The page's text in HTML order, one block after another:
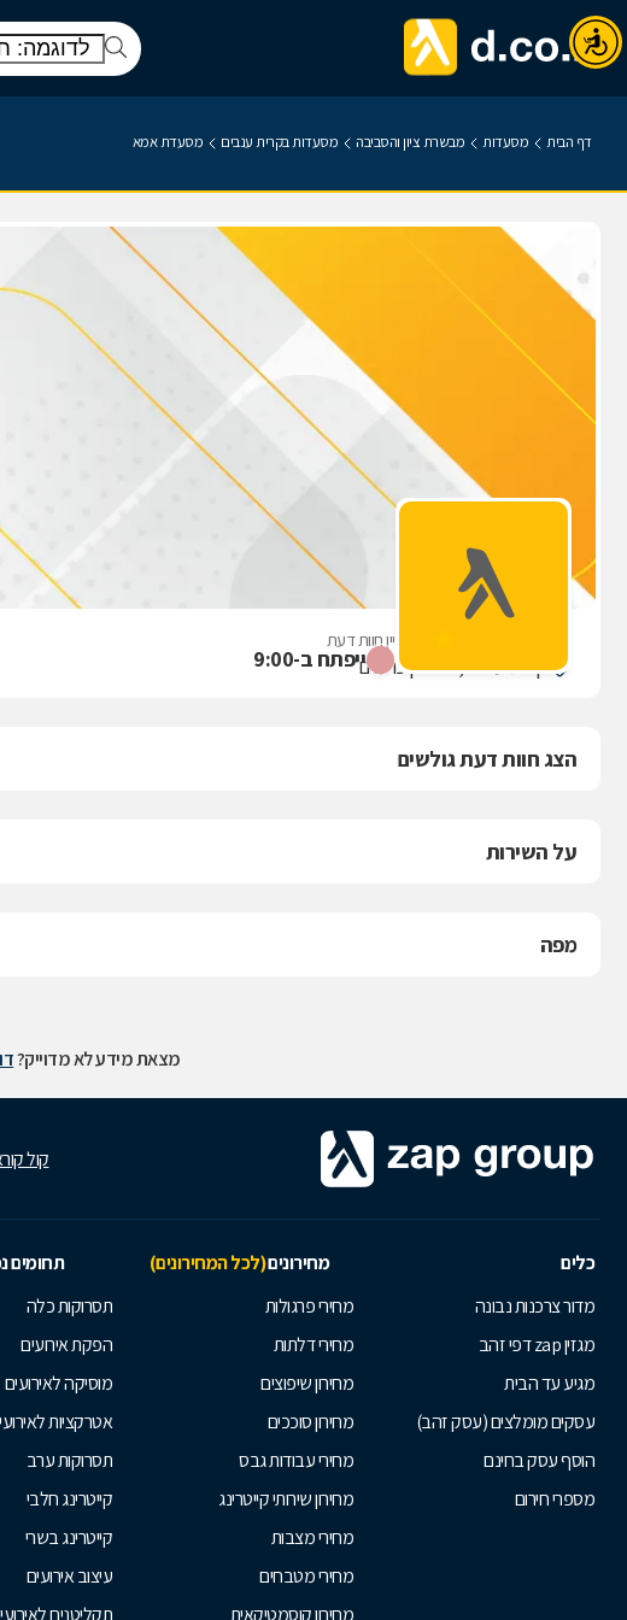
דף הבית מסעדות מבשרת ציון והסביבה מסעדות בקרית ענבים מסעדת אמא
ייפתח ב-9:00
אין עדיין חוות דעת
קרית ענבים, פארק כרמים
הצג חוות דעת גולשים
על השירות
מפה
מצאת מידע לא מדוייק?
קול
כלים מחירונים(לכל המחירונים) תחומים
מדור צרכנות נבונה
מגזין zap דפי זהב
מגיע עד הבית
עסקים מומלצים (עסק זהב)
הוסף עסק בחינם
מספרי חירום
מחירי פרגולות
מחירי דלתות
מחירון שיפוצים
מחירון סוככים
מחירי עבודות גבס
מחירון שירותי קייטרינג
מחירי מצבות
מחירי מטבחים
מחירון קוסמטיקאית
תסרוקות כלה
הפקת אירועים
מוסיקה לאירועים
אטרקציות
תסרוקות ערב
קייטרינג חלבי
קייטרינג בשרי
עיצוב אירועים
תקליטנים